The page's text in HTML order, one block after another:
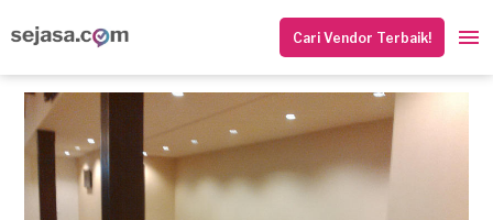
Cari Vendor Terbaik!